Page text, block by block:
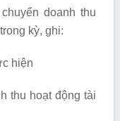
doanh thu
kỳ, ghi:
hiện
hoạt động tài